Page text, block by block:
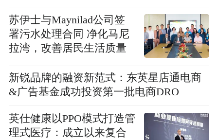
苏伊士与Maynilad公司签
署污水处理合同 净化马尼
拉湾，改善居民生活质量
新锐品牌的融资新范式：东英星店通电商
&广告基金成功投资第一批电商DRO
英仕健康以PPO模式打造管
理式医疗：成立以来复合